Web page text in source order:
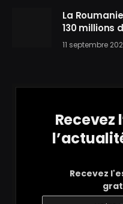
La
130 millions
11 septembre
Recevez
Recevez